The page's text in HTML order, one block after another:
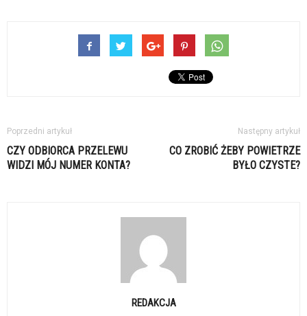
Poprzedni artykuł
CZY ODBIORCA PRZELEWU
WIDZI MÓJ NUMER KONTA?
Następny artykuł
CO ZROBIĆ ŻEBY POWIETRZE
BYŁO CZYSTE?
REDAKCJA